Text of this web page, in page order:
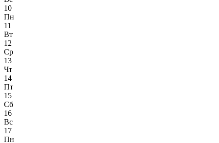
10
Пн
11
Вт
12
Ср
13
Чт
14
Пт
15
Сб
16
Вс
17
Пн